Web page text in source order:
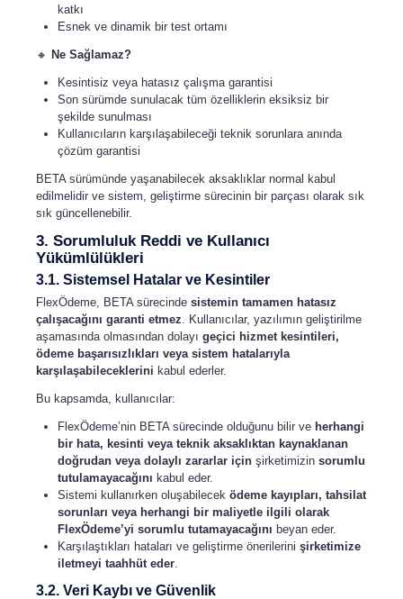
katkı
Esnek ve dinamik bir test ortamı
🔸 Ne Sağlamaz?
Kesintisiz veya hatasız çalışma garantisi
Son sürümde sunulacak tüm özelliklerin eksiksiz bir
şekilde sunulması
Kullanıcıların karşılaşabileceği teknik sorunlara anında
çözüm garantisi
BETA sürümünde yaşanabilecek aksaklıklar normal kabul
edilmelidir ve sistem, geliştirme sürecinin bir parçası olarak sık
sık güncellenebilir.
3. Sorumluluk Reddi ve Kullanıcı
Yükümlülükleri
3.1. Sistemsel Hatalar ve Kesintiler
FlexÖdeme, BETA sürecinde sistemin tamamen hatasız
çalışacağını garanti etmez. Kullanıcılar, yazılımın geliştirilme
aşamasında olmasından dolayı geçici hizmet kesintileri,
ödeme başarısızlıkları veya sistem hatalarıyla
karşılaşabileceklerini kabul ederler.
Bu kapsamda, kullanıcılar:
FlexÖdeme’nin BETA sürecinde olduğunu bilir ve herhangi
bir hata, kesinti veya teknik aksaklıktan kaynaklanan
doğrudan veya dolaylı zararlar için şirketimizin sorumlu
tutulamayacağını kabul eder.
Sistemi kullanırken oluşabilecek ödeme kayıpları, tahsilat
sorunları veya herhangi bir maliyetle ilgili olarak
FlexÖdeme’yi sorumlu tutamayacağını beyan eder.
Karşılaştıkları hataları ve geliştirme önerilerini şirketimize
iletmeyi taahhüt eder.
3.2. Veri Kaybı ve Güvenlik